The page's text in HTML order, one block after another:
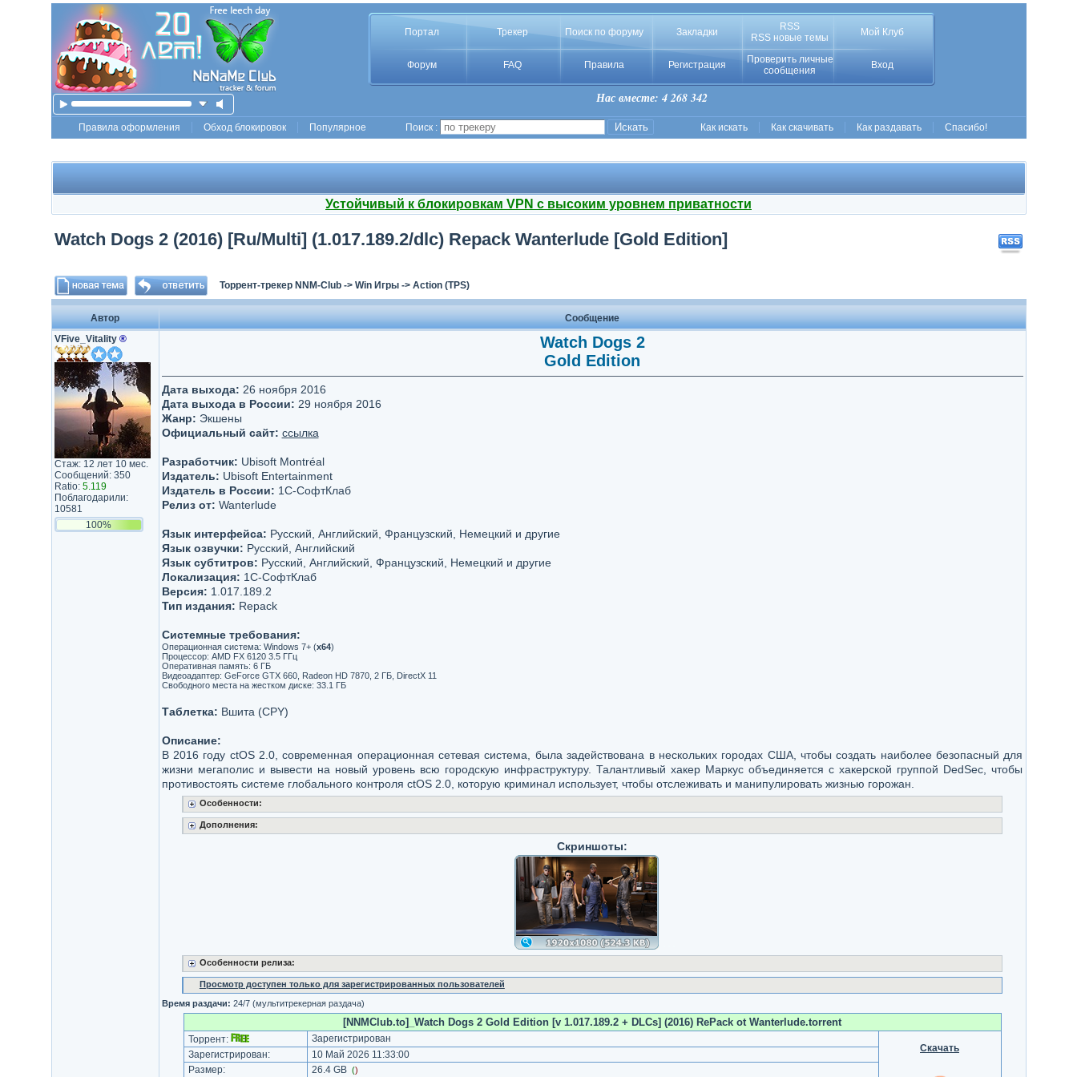
Портал Трекер Поиск по форуму Закладки
RSS
RSS новые темы
Мой Клуб
Форум FAQ Правила Регистрация
Проверить личные
сообщения
Вход
Нас вместе: 4 268 342
Правила оформления Обход блокировок Популярное Поиск : Как искать Как скачивать Как раздавать Спасибо!
Устойчивый к блокировкам VPN с высоким уровнем приватности
Watch Dogs 2 (2016) [Ru/Multi] (1.017.189.2/dlc) Repack Wanterlude [Gold Edition]
Торрент-трекер NNM-Club-> Win Игры-> Action (TPS)
Автор
Сообщение
VFive_Vitality ®
Стаж: 12 лет 10 мес.
Сообщений: 350
Ratio: 5.119
Поблагодарили:
10581
100%
Watch Dogs 2
Gold Edition
Дата выхода: 26 ноября 2016
Дата выхода в России: 29 ноября 2016
Жанр: Экшены
Официальный сайт: ссылка
Разработчик: Ubisoft Montréal
Издатель: Ubisoft Entertainment
Издатель в России: 1С-СофтКлаб
Релиз от: Wanterlude
Язык интерфейса: Русский, Английский, Французский, Немецкий и другие
Язык озвучки: Русский, Английский
Язык субтитров: Русский, Английский, Французский, Немецкий и другие
Локализация: 1С-СофтКлаб
Версия: 1.017.189.2
Тип издания: Repack
Системные требования:
Операционная система: Windows 7+ (x64)
Процессор: AMD FX 6120 3.5 ГГц
Оперативная память: 6 ГБ
Видеоадаптер: GeForce GTX 660, Radeon HD 7870, 2 ГБ, DirectX 11
Свободного места на жестком диске: 33.1 ГБ
Таблетка: Вшита (CPY)
Описание:
В 2016 году ctOS 2.0, современная операционная сетевая система, была задействована в нескольких городах США, чтобы создать наиболее безопасный для
жизни мегаполис и вывести на новый уровень всю городскую инфраструктуру. Талантливый хакер Маркус объединяется с хакерской группой DedSec, чтобы
противостоять системе глобального контроля ctOS 2.0, которую криминал использует, чтобы отслеживать и манипулировать жизнью горожан.
Особенности:
Дополнения:
Скриншоты:
Особенности релиза:
Просмотр доступен только для зарегистрированных пользователей
Время раздачи: 24/7 (мультитрекерная раздача)
[NNMClub.to]_Watch Dogs 2 Gold Edition [v 1.017.189.2 + DLCs] (2016) RePack ot Wanterlude.torrent
Торрент:
Зарегистрирован
Скачать
Зарегистрирован:
10 Май 2026 11:33:00
Размер:
26.4 GB ()